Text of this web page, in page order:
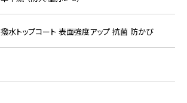
撥水トップコート 表面強度アップ 抗菌 防かび